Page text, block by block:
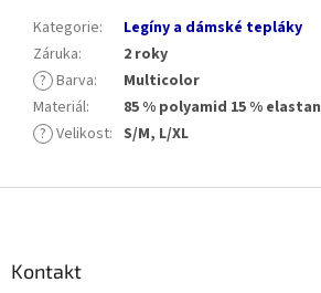
Kategorie:
Legíny a dámské tepláky
Záruka:
2 roky
? Barva:
Multicolor
Materiál:
85 % polyamid 15 % elastan
? Velikost: S/M, L/XL
Kontakt